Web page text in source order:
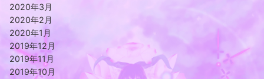
2020年3月
2020年2月
2020年1月
2019年12月
2019年11月
2019年10月